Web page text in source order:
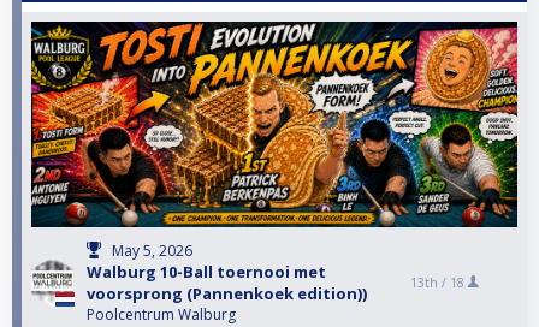
May 5, 2026
Walburg 10-Ball toernooi met
voorsprong (Pannenkoek edition))
Poolcentrum Walburg
13th / 18